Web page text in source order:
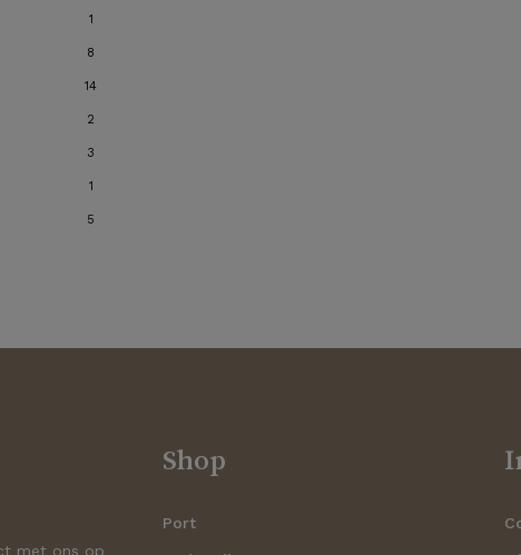
1
8
14
2
3
1
5
met ons op
Shop
Port